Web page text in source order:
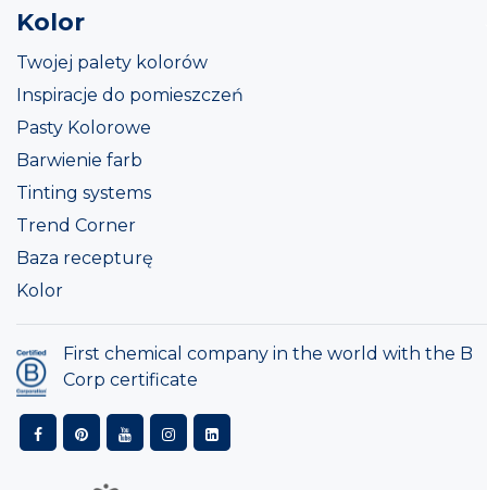
Kolor
Twojej palety kolorów
Inspiracje do pomieszczeń
Pasty Kolorowe
Barwienie farb
Tinting systems
Trend Corner
Baza recepturę
Kolor
First chemical company in the world with the B
Corp certificate